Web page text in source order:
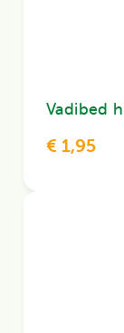
Vadibed
€ 1,95